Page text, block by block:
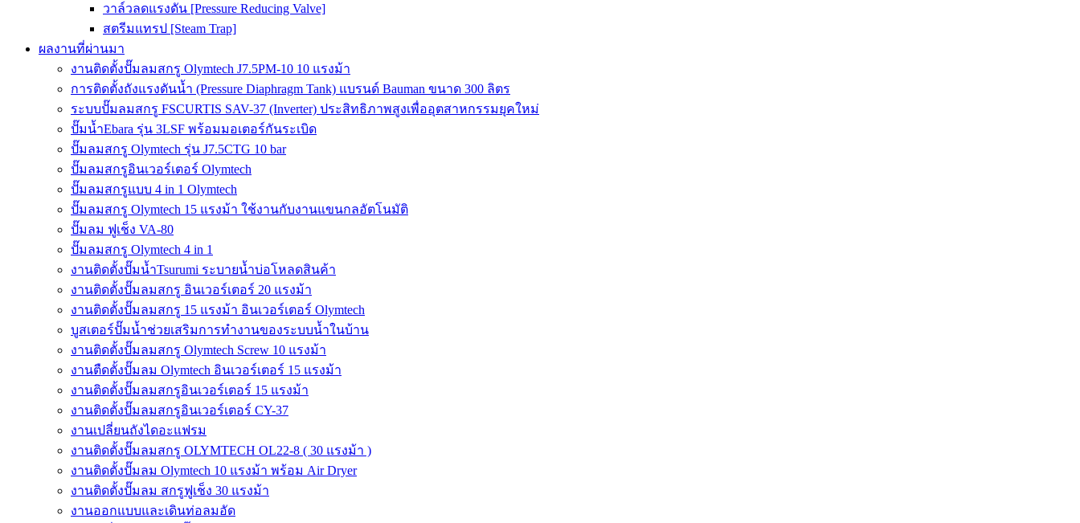
วาล์วลดแรงดัน [Pressure Reducing Valve]
สตรีมแทรป [Steam Trap]
ผลงานที่ผ่านมา
งานติดตั้งปั๊มลมสกรู Olymtech J7.5PM-10 10 แรงม้า
การติดตั้งถังแรงดันน้ำ (Pressure Diaphragm Tank) แบรนด์ Bauman ขนาด 300 ลิตร
ระบบปั๊มลมสกรู FSCURTIS SAV-37 (Inverter) ประสิทธิภาพสูงเพื่ออุตสาหกรรมยุคใหม่
ปั๊มน้ำEbara รุ่น 3LSF พร้อมมอเตอร์กันระเบิด
ปั๊มลมสกรู Olymtech รุ่น J7.5CTG 10 bar
ปั๊มลมสกรูอินเวอร์เตอร์ Olymtech
ปั๊มลมสกรูแบบ 4 in 1 Olymtech
ปั๊มลมสกรู Olymtech 15 แรงม้า ใช้งานกับงานแขนกลอัตโนมัติ
ปั๊มลม ฟูเช็ง VA-80
ปั๊มลมสกรู Olymtech 4 in 1
งานติดตั้งปั๊มน้ำTsurumi ระบายน้ำบ่อโหลดสินค้า
งานติดตั้งปั๊มลมสกรู อินเวอร์เตอร์ 20 แรงม้า
งานติดตั้งปั๊มลมสกรู 15 แรงม้า อินเวอร์เตอร์ Olymtech
บูสเตอร์ปั๊มน้ำช่วยเสริมการทำงานของระบบน้ำในบ้าน
งานติดตั้งปั๊มลมสกรู Olymtech Screw 10 แรงม้า
งานตืดตั้งปั๊มลม Olymtech อินเวอร์เตอร์ 15 แรงม้า
งานติดตั้งปั๊มลมสกรูอินเวอร์เตอร์ 15 แรงม้า
งานติดตั้งปั๊มลมสกรูอินเวอร์เตอร์ CY-37
งานเปลี่ยนถังไดอะแฟรม
งานติดตั้งปั๊มลมสกรู OLYMTECH OL22-8 ( 30 แรงม้า )
งานติดตั้งปั๊มลม Olymtech 10 แรงม้า พร้อม Air Dryer
งานติดตั้งปั๊มลม สกรูฟูเช็ง 30 แรงม้า
งานออกแบบและเดินท่อลมอัด